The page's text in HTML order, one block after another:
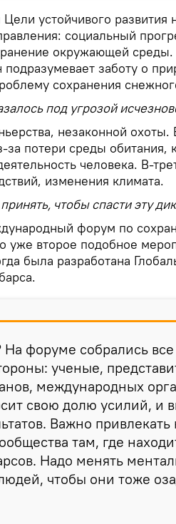
устойчивого развития
социальный
окружающей среды.
заботу о
сохранения
под угрозой
незаконной охоты.
потери среды обитания,
человека. В-
изменения климата.
чтобы спасти эту
форум по
уже второе подобное
была разработана
форуме собрались все
ученые,
международных
свою долю усилий, и
Важно
там, где
Надо менять
чтобы они тоже